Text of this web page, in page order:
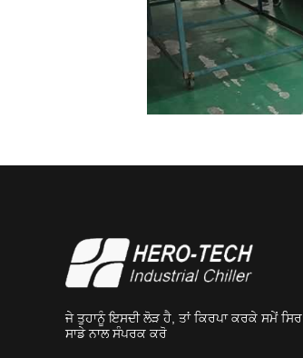
ਜੇ ਤੁਹਾਨੂੰ ਇਸਦੀ ਲੋੜ ਹੈ, ਤਾਂ ਕਿਰਪਾ ਕਰਕੇ ਸਮੇਂ ਸਿਰ
ਸਾਡੇ ਨਾਲ ਸੰਪਰਕ ਕਰੋ